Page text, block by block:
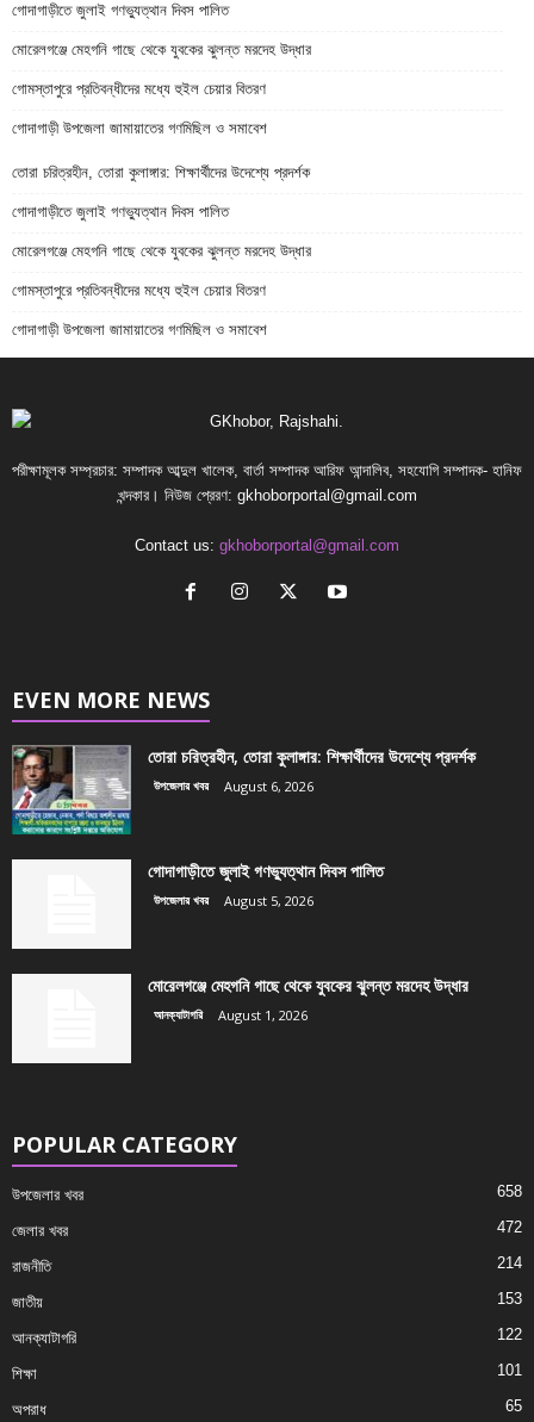
গোদাগাড়ীতে জুলাই গণভ্যুত্থান দিবস পালিত
মোরেলগঞ্জে মেহগনি গাছে থেকে যুবকের ঝুলন্ত মরদেহ উদ্ধার
গোমস্তাপুরে প্রতিবন্ধীদের মধ্যে হুইল চেয়ার বিতরণ
গোদাগাড়ী উপজেলা জামায়াতের গণমিছিল ও সমাবেশ
তোরা চরিত্রহীন, তোরা কুলাঙ্গার: শিক্ষার্থীদের উদেশ্যে প্রদর্শক
গোদাগাড়ীতে জুলাই গণভ্যুত্থান দিবস পালিত
মোরেলগঞ্জে মেহগনি গাছে থেকে যুবকের ঝুলন্ত মরদেহ উদ্ধার
গোমস্তাপুরে প্রতিবন্ধীদের মধ্যে হুইল চেয়ার বিতরণ
গোদাগাড়ী উপজেলা জামায়াতের গণমিছিল ও সমাবেশ
পরীক্ষামূলক সম্প্রচার: সম্পাদক আব্দুল খালেক, বার্তা সম্পাদক আরিফ আন্দালিব, সহযোগি সম্পাদক- হানিফ
খন্দকার। নিউজ প্রেরণ: gkhoborportal@gmail.com
Contact us: gkhoborportal@gmail.com
EVEN MORE NEWS
তোরা চরিত্রহীন, তোরা কুলাঙ্গার: শিক্ষার্থীদের উদেশ্যে প্রদর্শক
উপজেলার খবর August 6, 2026
গোদাগাড়ীতে জুলাই গণভ্যুত্থান দিবস পালিত
উপজেলার খবর August 5, 2026
মোরেলগঞ্জে মেহগনি গাছে থেকে যুবকের ঝুলন্ত মরদেহ উদ্ধার
আনক্যাটাগরি August 1, 2026
POPULAR CATEGORY
উপজেলার খবর 658
জেলার খবর 472
রাজনীতি 214
জাতীয় 153
আনক্যাটাগরি 122
শিক্ষা 101
অপরাধ 65